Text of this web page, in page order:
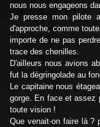
nous nous engageons
Je presse mon pilote
d'approche, comme
importe de ne pas
trace des chenilles.
D'ailleurs nous avions
fut la dégringolade au
Le capitaine nous
gorge. En face et assez
toute vision !
Que venait-on faire là ?